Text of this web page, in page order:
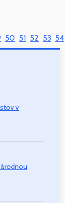
50 51 52 53 54
v